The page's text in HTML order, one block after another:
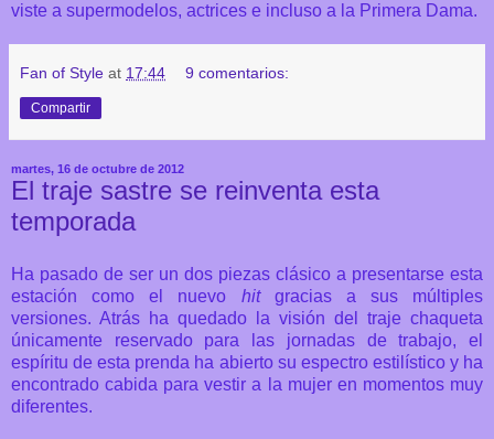
viste a supermodelos, actrices e incluso a la Primera Dama.
Fan of Style at 17:44 9 comentarios:
Compartir
martes, 16 de octubre de 2012
El traje sastre se reinventa esta
temporada
Ha pasado de ser un dos piezas clásico a presentarse esta
estación como el nuevo hitgracias a sus múltiples
versiones. Atrás ha quedado la visión del traje chaqueta
únicamente reservado para las jornadas de trabajo, el
espíritu de esta prenda ha abierto su espectro estilístico y ha
encontrado cabida para vestir a la mujer en momentos muy
diferentes.